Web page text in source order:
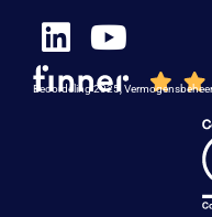
Beoordeling 2025, Vermogensbeheer